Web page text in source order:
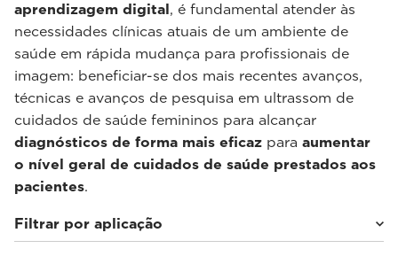
aprendizagem digital, é fundamental atender às
necessidades clínicas atuais de um ambiente de
saúde em rápida mudança para profissionais de
imagem: beneficiar-se dos mais recentes avanços,
técnicas e avanços de pesquisa em ultrassom de
cuidados de saúde femininos para alcançar
diagnósticos de forma mais eficaz para aumentar
o nível geral de cuidados de saúde prestados aos
pacientes.
Filtrar por aplicação